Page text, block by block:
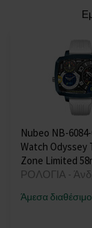
Nubeo NB-
Watch Odyssey
Zone Limited
ΡΟΛΟΓΙΑ -
Άμεσα διαθέσιμο